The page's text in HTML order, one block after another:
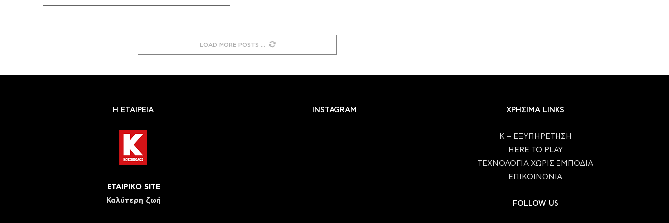
LOAD MORE POSTS
Η ΕΤΑΙΡΕΙΑ
ΕΤΑΙΡΙΚΟ SITE
Καλύτερη ζωή
INSTAGRAM ΧΡΗΣΙΜΑ LINKS
Κ – ΕΞΥΠΗΡΕΤΗΣΗ
HERE TO PLAY
ΤΕΧΝΟΛΟΓΙΑ ΧΩΡΙΣ ΕΜΠΟΔΙΑ
ΕΠΙΚΟΙΝΩΝΙΑ
FOLLOW US